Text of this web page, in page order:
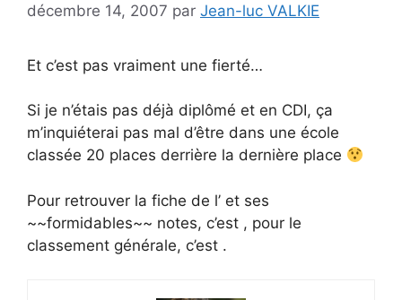
décembre 14, 2007 par Jean-luc VALKIE
Et c’est pas vraiment une fierté…
Si je n’étais pas déjà diplômé et en CDI, ça
m’inquiéterai pas mal d’être dans une école
classée 20 places derrière la dernière place
Pour retrouver la fiche de l’ et ses
~~formidables~~ notes, c’est , pour le
classement générale, c’est .